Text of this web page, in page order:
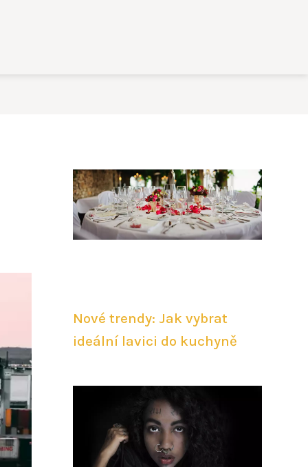
Nové trendy: Jak vybrat
ideální lavici do kuchyně